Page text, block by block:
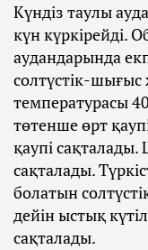
Күндіз таулы
күн күркірейді.
аудандарында
солтүстік-
температурасы
төтенше өрт
қаупі
сақталады.
болатын
дейін ыстық
сақталады.